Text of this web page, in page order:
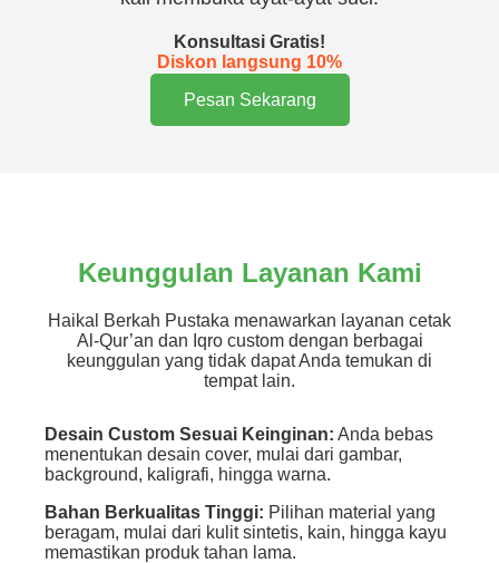
Konsultasi Gratis!
Diskon langsung 10%
Pesan Sekarang
Keunggulan Layanan Kami
Haikal Berkah Pustaka menawarkan layanan cetak
Al-Qur’an dan Iqro custom dengan berbagai
keunggulan yang tidak dapat Anda temukan di
tempat lain.
Desain Custom Sesuai Keinginan: Anda bebas
menentukan desain cover, mulai dari gambar,
background, kaligrafi, hingga warna.
Bahan Berkualitas Tinggi: Pilihan material yang
beragam, mulai dari kulit sintetis, kain, hingga kayu
memastikan produk tahan lama.